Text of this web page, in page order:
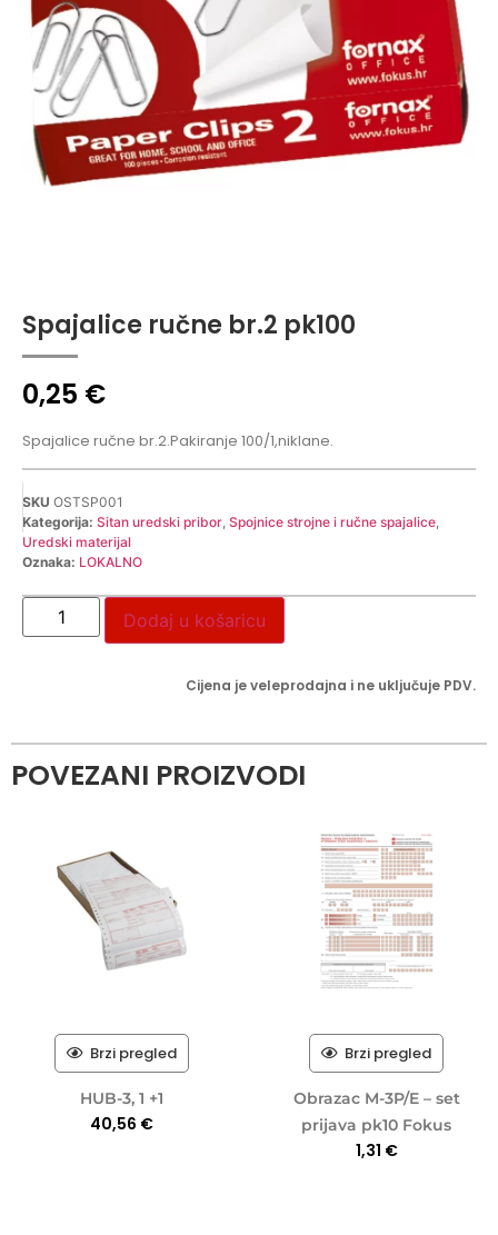
Spajalice ručne br.2 pk100
0,25 €
Spajalice ručne br.2.Pakiranje 100/1,niklane.
SKU OSTSP001
Kategorija: Sitan uredski pribor Spojnice strojne i ručne spajalice
Uredski materijal
Oznaka: LOKALNO
Dodaj u košaricu
Cijena je veleprodajna i ne uključuje PDV.
POVEZANI PROIZVODI
Brzi pregled
HUB-3, 1 +1
40,56 €
Brzi pregled
Obrazac M-3P/E – set
prijava pk10 Fokus
1,31 €